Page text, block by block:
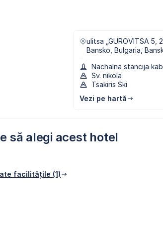
ulitsa „GUROVITSA 5,
Bansko, Bulgaria,
Nachalna stancija
Sv. nikola
Tsakiris Ski
Vezi pe hartă
să alegi acest hotel
facilitățile (1)